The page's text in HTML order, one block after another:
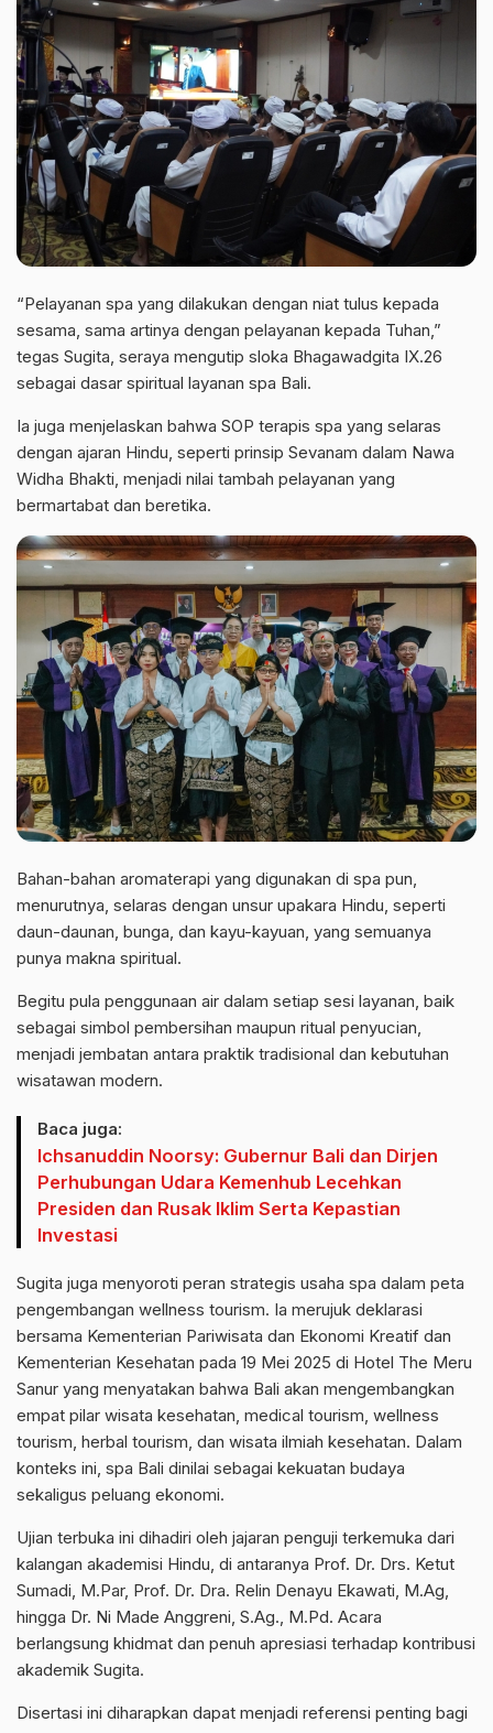
“Pelayanan spa yang dilakukan dengan niat tulus kepada
sesama, sama artinya dengan pelayanan kepada Tuhan,”
tegas Sugita, seraya mengutip sloka Bhagawadgita IX.26
sebagai dasar spiritual layanan spa Bali.
Ia juga menjelaskan bahwa SOP terapis spa yang selaras
dengan ajaran Hindu, seperti prinsip Sevanam dalam Nawa
Widha Bhakti, menjadi nilai tambah pelayanan yang
bermartabat dan beretika.
Bahan-bahan aromaterapi yang digunakan di spa pun,
menurutnya, selaras dengan unsur upakara Hindu, seperti
daun-daunan, bunga, dan kayu-kayuan, yang semuanya
punya makna spiritual.
Begitu pula penggunaan air dalam setiap sesi layanan, baik
sebagai simbol pembersihan maupun ritual penyucian,
menjadi jembatan antara praktik tradisional dan kebutuhan
wisatawan modern.
Baca juga:
Ichsanuddin Noorsy: Gubernur Bali dan Dirjen
Perhubungan Udara Kemenhub Lecehkan
Presiden dan Rusak Iklim Serta Kepastian
Investasi
Sugita juga menyoroti peran strategis usaha spa dalam peta
pengembangan wellness tourism. Ia merujuk deklarasi
bersama Kementerian Pariwisata dan Ekonomi Kreatif dan
Kementerian Kesehatan pada 19 Mei 2025 di Hotel The Meru
Sanur yang menyatakan bahwa Bali akan mengembangkan
empat pilar wisata kesehatan, medical tourism, wellness
tourism, herbal tourism, dan wisata ilmiah kesehatan. Dalam
konteks ini, spa Bali dinilai sebagai kekuatan budaya
sekaligus peluang ekonomi.
Ujian terbuka ini dihadiri oleh jajaran penguji terkemuka dari
kalangan akademisi Hindu, di antaranya Prof. Dr. Drs. Ketut
Sumadi, M.Par, Prof. Dr. Dra. Relin Denayu Ekawati, M.Ag,
hingga Dr. Ni Made Anggreni, S.Ag., M.Pd. Acara
berlangsung khidmat dan penuh apresiasi terhadap kontribusi
akademik Sugita.
Disertasi ini diharapkan dapat menjadi referensi penting bagi